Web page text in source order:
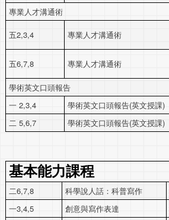
專業人才溝通術
五2,3,4 專業人才溝通術
五6,7,8 專業人才溝通術
學術英文口頭報告
一 2,3,4
學術英文口頭報告(英文授課)
二 5,6,7
學術英文口頭報告(英文授課)
基本能力課程
二6,7,8 科學說人話：科普寫作
一3,4,5
創意與寫作表達